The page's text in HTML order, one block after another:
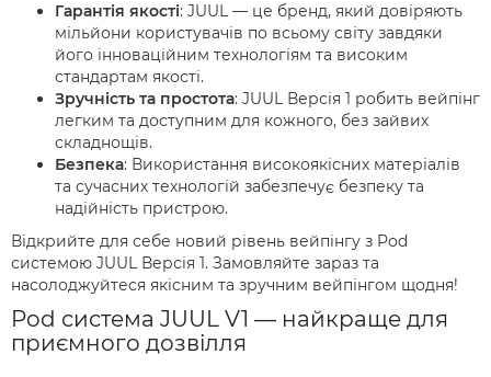
Гарантія якості: JUUL — це бренд, який довіряють
мільйони користувачів по всьому світу завдяки
його інноваційним технологіям та високим
стандартам якості.
Зручність та простота: JUUL Версія 1 робить вейпінг
легким та доступним для кожного, без зайвих
складнощів.
Безпека: Використання високоякісних матеріалів
та сучасних технологій забезпечує безпеку та
надійність пристрою.
Відкрийте для себе новий рівень вейпінгу з Pod
системою JUUL Версія 1. Замовляйте зараз та
насолоджуйтеся якісним та зручним вейпінгом щодня!
Pod система JUUL V1 — найкраще для
приємного дозвілля